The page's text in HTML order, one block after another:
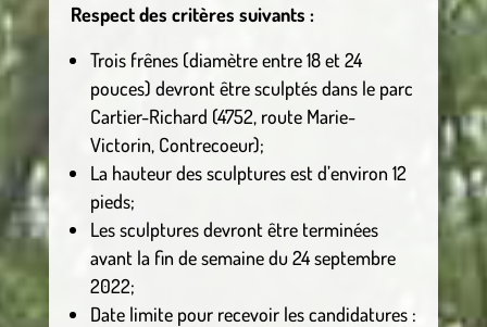
Respect des critères suivants :
Trois frênes (diamètre entre 18 et 24
pouces) devront être sculptés dans le parc
Cartier-Richard (4752, route Marie-
Victorin, Contrecoeur);
La hauteur des sculptures est d’environ 12
pieds;
Les sculptures devront être terminées
avant la fin de semaine du 24 septembre
2022;
Date limite pour recevoir les candidatures :